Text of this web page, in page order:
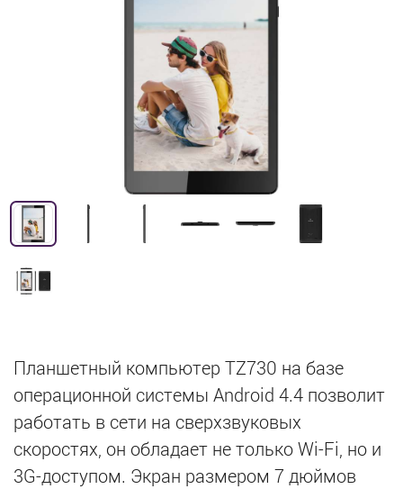
Планшетный компьютер TZ730 на базе
операционной системы Android 4.4 позволит
работать в сети на сверхзвуковых
скоростях, он обладает не только Wi-Fi, но и
3G-доступом. Экран размером 7 дюймов